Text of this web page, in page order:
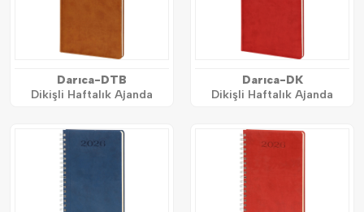
Darıca-DTB
Dikişli Haftalık Ajanda
Darıca-DK
Dikişli Haftalık Ajanda